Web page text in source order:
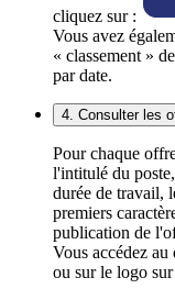
cliquez sur :
Vous avez
« classement »
par date.
4. Consulter les
Pour chaque
l'intitulé du
durée de travail,
premiers
publication de
Vous accédez
ou sur le logo